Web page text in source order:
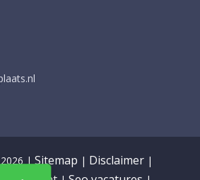
2026 |Sitemap | Disclaimer |